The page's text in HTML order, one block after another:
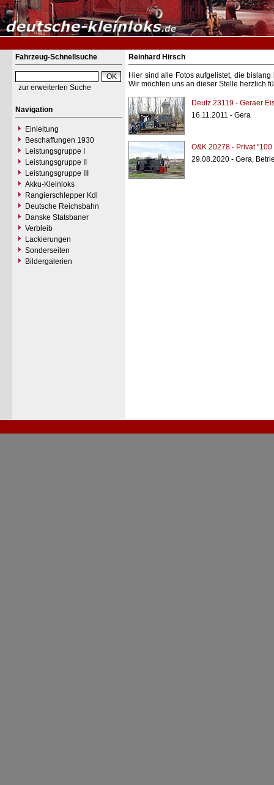
Fahrzeug-Schnellsuche
zur erweiterten Suche
Navigation
Einleitung
Beschaffungen 1930
Leistungsgruppe I
Leistungsgruppe II
Leistungsgruppe III
Akku-Kleinloks
Rangierschlepper Kdl
Deutsche Reichsbahn
Danske Statsbaner
Verbleib
Lackierungen
Sonderseiten
Bildergalerien
Reinhard Hirsch
Hier sind alle Fotos aufgelistet, die
Wir möchten uns an dieser Stelle herzlich
Deutz 23119 - Geraer
16.11.2011 - Gera
O&K 20278 - Privat
29.08.2020 - Gera,